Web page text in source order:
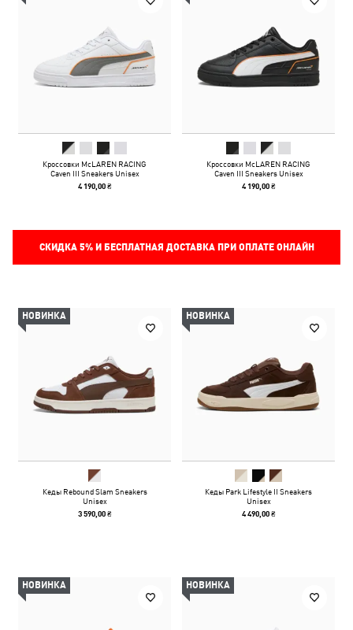
Кроссовки McLAREN RACING
Caven III Sneakers Unisex
4 190,00 ₴
Кроссовки McLAREN RACING
Caven III Sneakers Unisex
4 190,00 ₴
СКИДКА 5%И БЕСПЛАТНАЯ ДОСТАВКА ПРИ ОПЛАТЕ ОНЛАЙН
НОВИНКА
Кеды Rebound Slam Sneakers
Unisex
3 590,00 ₴
НОВИНКА
Кеды Park Lifestyle II Sneakers
Unisex
4 490,00 ₴
НОВИНКА НОВИНКА